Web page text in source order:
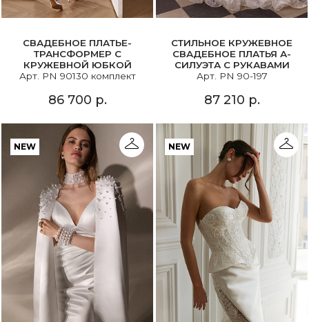
СВАДЕБНОЕ ПЛАТЬЕ-
ТРАНСФОРМЕР С
КРУЖЕВНОЙ ЮБКОЙ
Арт. PN 90130 комплект
86 700 р.
СТИЛЬНОЕ КРУЖЕВНОЕ
СВАДЕБНОЕ ПЛАТЬЯ А-
СИЛУЭТА С РУКАВАМИ
Арт. PN 90-197
87 210 р.
NEW NEW